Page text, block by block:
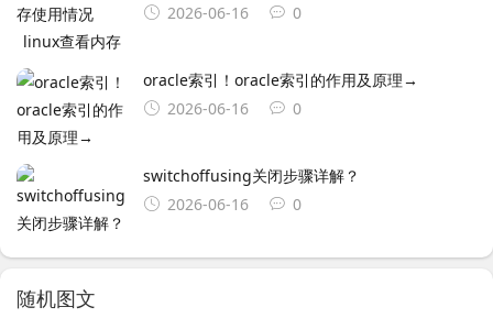
2026-06-16
0
oracle索引！oracle索引的作用及原理→
2026-06-16
0
switchoffusing关闭步骤详解？
2026-06-16
0
随机图文